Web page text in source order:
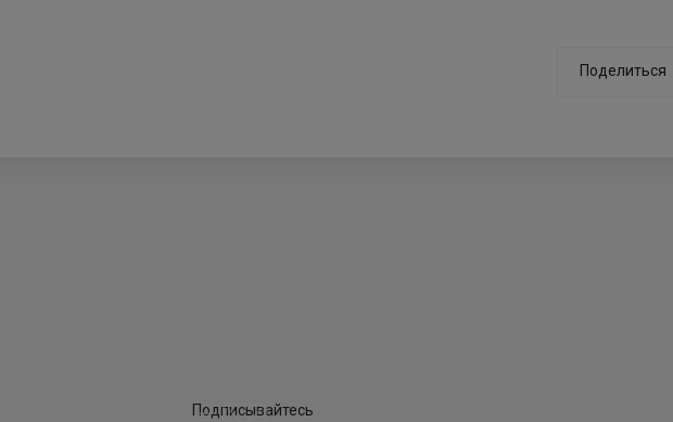
Поделиться
Подписывайтесь